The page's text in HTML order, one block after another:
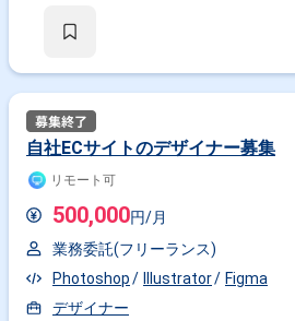
自社ECサイトのデザイナー募集
リモート可
500,000円/月
業務委託(フリーランス)
Photoshop
Illustrator
Figma
デザイナー